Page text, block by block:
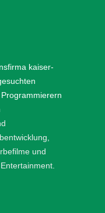
kaiser-
,
und
.